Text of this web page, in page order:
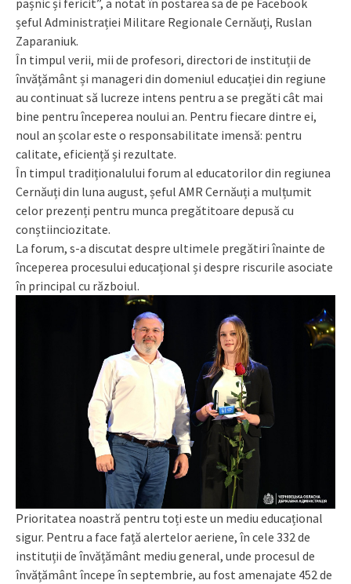
șeful Administrației Militare Regionale Cernăuți, Ruslan
Zaparaniuk.
În timpul verii, mii de profesori, directori de instituții de
învățământ și manageri din domeniul educației din regiune
au continuat să lucreze intens pentru a se pregăti cât mai
bine pentru începerea noului an. Pentru fiecare dintre ei,
noul an școlar este o responsabilitate imensă: pentru
calitate, eficiență și rezultate.
În timpul tradiționalului forum al educatorilor din regiunea
Cernăuți din luna august, șeful AMR Cernăuți a mulțumit
celor prezenți pentru munca pregătitoare depusă cu
conștiinciozitate.
La forum, s-a discutat despre ultimele pregătiri înainte de
începerea procesului educațional și despre riscurile asociate
în principal cu războiul.
Prioritatea noastră pentru toți este un mediu educațional
sigur. Pentru a face față alertelor aeriene, în cele 332 de
instituții de învățământ mediu general, unde procesul de
învățământ începe în septembrie, au fost amenajate 452 de